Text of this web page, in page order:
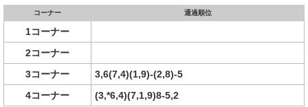
コーナー 通過順位
1コーナー
2コーナー
3コーナー
3,6(7,4)(1,9)-(2,8)-5
4コーナー
(3,*6,4)(7,1,9)8-5,2